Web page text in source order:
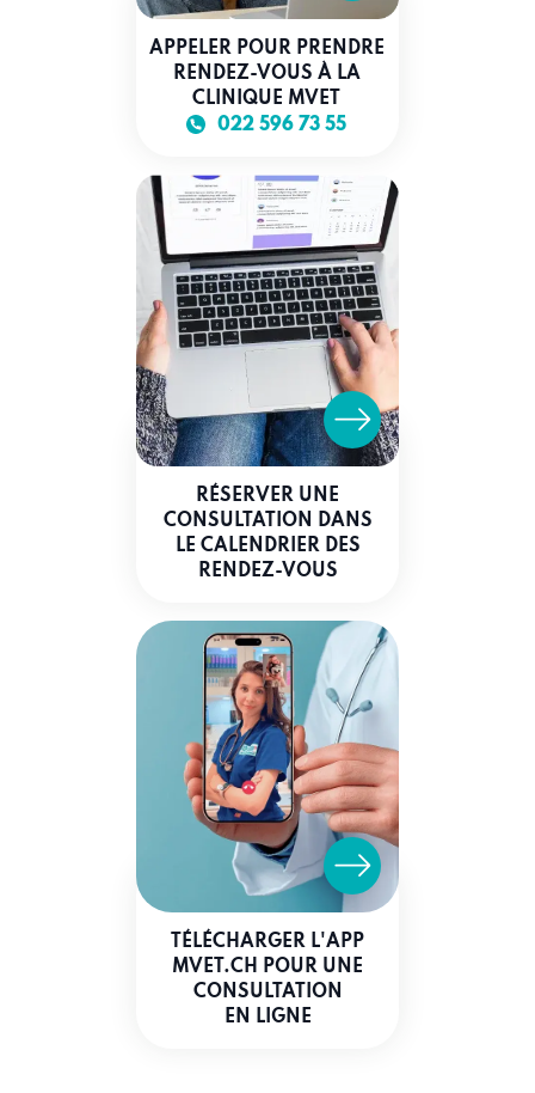
TÉLÉCHARGER L'APP
MVET.CH POUR UNE
CONSULTATION
EN LIGNE
APPELER POUR PRENDRE
RENDEZ-VOUS À LA
CLINIQUE MVET
022 596 73 55
RÉSERVER UNE
CONSULTATION DANS
LE CALENDRIER DES
RENDEZ-VOUS